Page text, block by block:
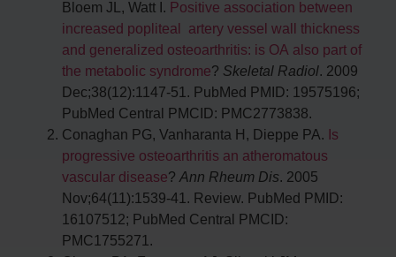
Bloem JL, Watt I. Positive association between
increased popliteal artery vessel wall thickness
and generalized osteoarthritis: is OA also part of
the metabolic syndrome? Skeletal Radiol. 2009
Dec;38(12):1147-51. PubMed PMID: 19575196;
PubMed Central PMCID: PMC2773838.
Conaghan PG, Vanharanta H, Dieppe PA. Is
progressive osteoarthritis an atheromatous
vascular disease?Ann Rheum Dis. 2005
Nov;64(11):1539-41. Review. PubMed PMID:
16107512; PubMed Central PMCID:
PMC1755271.